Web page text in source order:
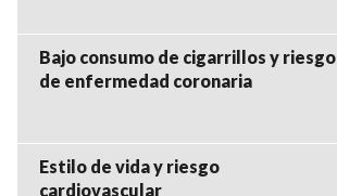
Bajo consumo de cigarrillos y riesgo
de enfermedad coronaria
Estilo de vida y riesgo
cardiovascular